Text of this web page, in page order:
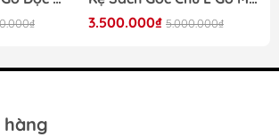
3.500.000₫ 5.000.000₫